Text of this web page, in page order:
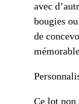
avec
bougies
de
Ce lot non